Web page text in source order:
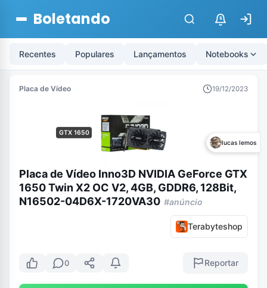
Boletando $
Recentes Populares Lançamentos Notebooks
Placa de Vídeo 19/12/2023
GTX 1650
lucas lemos
Placa de Vídeo Inno3D NVIDIA GeForce GTX
1650 Twin X2 OC V2, 4GB, GDDR6, 128Bit,
N16502-04D6X-1720VA30 #anúncio
Terabyteshop
0 Reportar